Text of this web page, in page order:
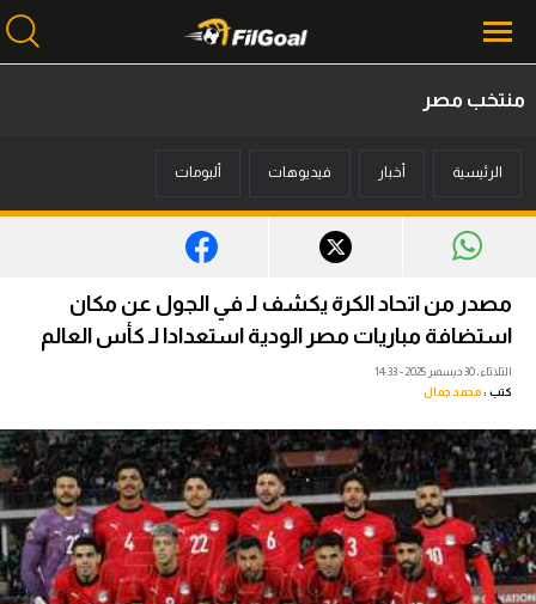
أخبار
ميركاتو
فانتازي في الجول
مسابقة التوقعات
فيديوهات
عدسات
آراء حرة
منتخب مصر
الرئيسية أخبار فيديوهات ألبومات
مصدر من اتحاد الكرة يكشف لـ في الجول عن مكان
استضافة مباريات مصر الودية استعدادا لـ كأس العالم
الثلاثاء، 30 ديسمبر 2025 - 14:33
كتب :محمد جمال